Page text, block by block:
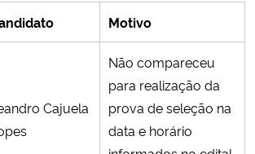
Motivo
Cajuela
Não compareceu
para realização da
prova de seleção na
data e horário